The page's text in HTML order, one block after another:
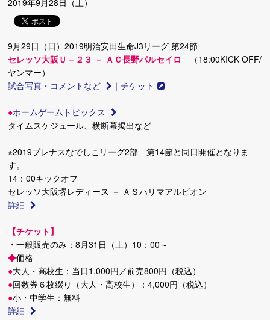
2019年9月28日（土）
9月29日（日）2019明治安田生命J3リーグ 第24節
セレッソ大阪Ｕ－２３ － ＡＣ長野パルセイロ
（18:00KICK OFF/
ヤンマー）
試合写真・コメントなど
｜チケット
----------
●ホームゲームトピックス
タイムスケジュール、横断幕掲出など
※2019プレナスなでしこリーグ2部 第14節と同日開催となりま
す。
14：00キックオフ
セレッソ大阪堺レディース － ＡＳハリマアルビオン
詳細
【チケット】
・一般販売のみ：8月31日（土）10：00～
◆価格
●大人・高校生：当日1,000円／前売800円（税込）
●回数券６枚綴り（大人・高校生）：4,000円（税込）
●小・中学生：無料
詳細